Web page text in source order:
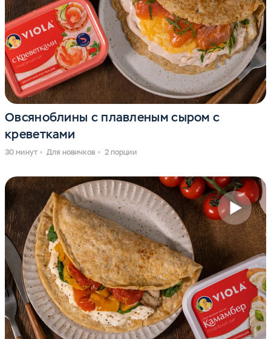
Овсяноблины с плавленым сыром с
креветками
30 минут Для новичков 2 порции